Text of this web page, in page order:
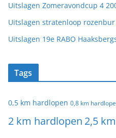
Uitslagen Zomeravondcup 4
Uitslagen stratenloop rozenbur
Uitslagen 19e RABO
Tags
0,5 km hardlopen 0,8 km
2 km hardlopen 2,5